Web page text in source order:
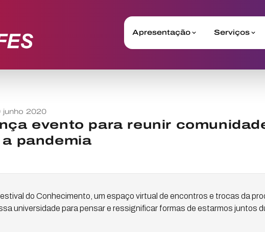
Apresentação Serviços
junho 2020
evento para reunir
pandemia
do Conhecimento, um espaço virtual de encontros e trocas da
universidade para pensar e ressignificar formas de estarmos juntos